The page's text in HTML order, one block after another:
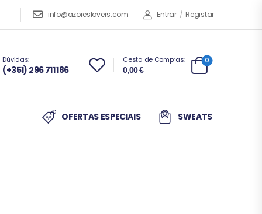
info@azoreslovers.com Entrar / Registar
Dúvidas:
(+351) 296 711 186
Cesta de Compras:
0,00€
0
OFERTAS ESPECIAIS SWEATS